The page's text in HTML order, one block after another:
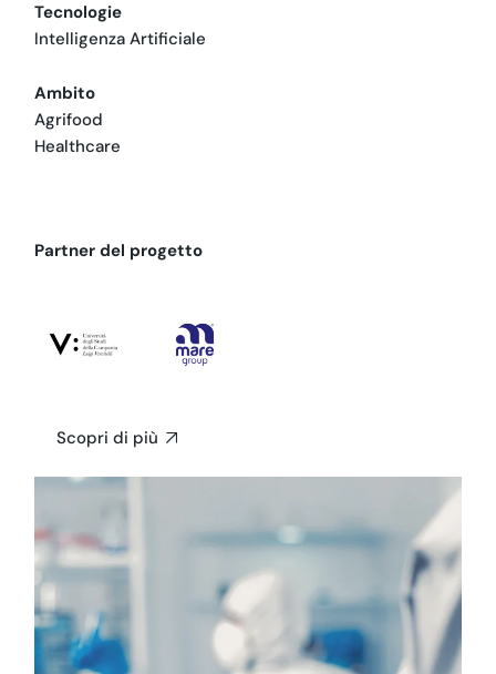
Tecnologie
Intelligenza Artificiale
Ambito
Agrifood
Healthcare
Partner del progetto
Scopri di più